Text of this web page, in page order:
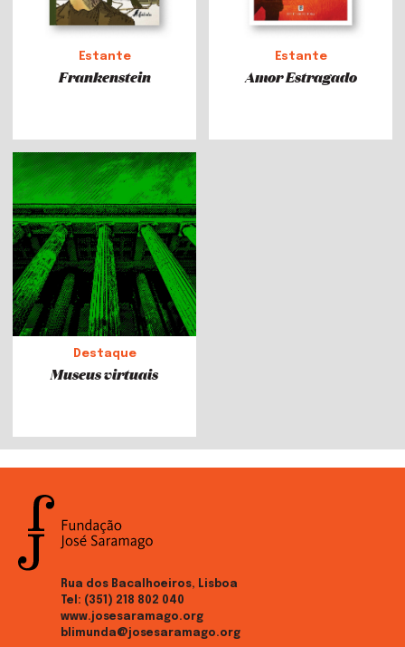
Estante
Frankenstein
Estante
Amor Estragado
Destaque
Museus virtuais
Rua dos Bacalhoeiros, Lisboa
Tel: (351) 218 802 040
www.josesaramago.org
blimunda@josesaramago.org